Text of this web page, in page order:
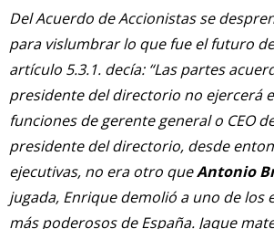
Del Acuerdo de Accionistas se
para vislumbrar lo que fue el futuro
artículo 5.3.1. decía: “Las partes
presidente del directorio no ejercerá
funciones de gerente general o CEO
presidente del directorio, desde
ejecutivas, no era otro queAntonio
jugada, Enrique demolió a uno de los
más poderosos de España. Jaque